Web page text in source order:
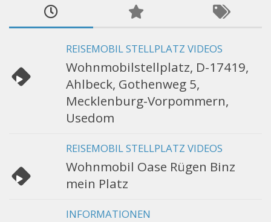
REISEMOBIL STELLPLATZ VIDEOS
Wohnmobilstellplatz, D-17419,
Ahlbeck, Gothenweg 5,
Mecklenburg-Vorpommern,
Usedom
REISEMOBIL STELLPLATZ VIDEOS
Wohnmobil Oase Rügen Binz
mein Platz
INFORMATIONEN